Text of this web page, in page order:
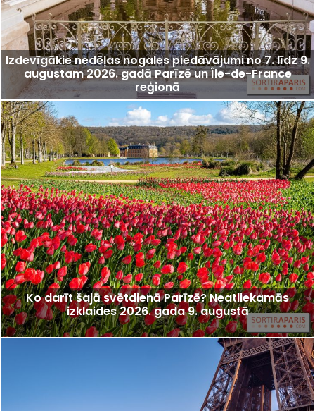
Izdevīgākie nedēļas nogales piedāvājumi no 7. līdz 9.
augustam 2026. gadā Parīzē un Île-de-France
reģionā
Ko darīt šajā svētdienā Parīzē? Neatliekamās
izklaides 2026. gada 9. augustā